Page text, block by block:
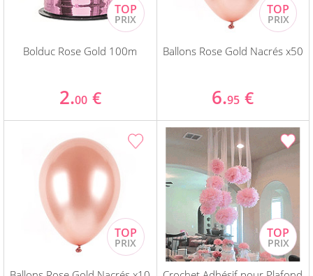
Bolduc Rose Gold 100m
2.00 €
Ballons Rose Gold Nacrés x50
6.95 €